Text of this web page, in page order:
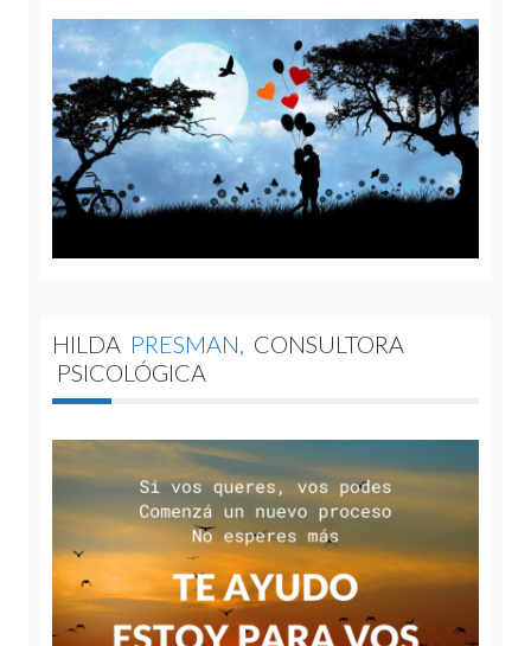
HILDA PRESMAN, CONSULTORA
PSICOLÓGICA